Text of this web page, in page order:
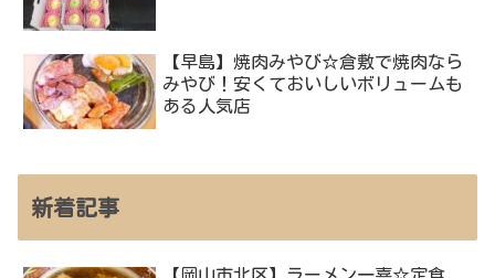
【早島】焼肉みやび☆倉敷で焼肉なら
みやび！安くておいしいボリュームも
ある人気店
新着記事